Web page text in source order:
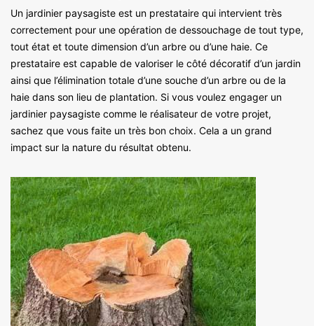
Un jardinier paysagiste est un prestataire qui intervient très
correctement pour une opération de dessouchage de tout type,
tout état et toute dimension d’un arbre ou d’une haie. Ce
prestataire est capable de valoriser le côté décoratif d’un jardin
ainsi que l’élimination totale d’une souche d’un arbre ou de la
haie dans son lieu de plantation. Si vous voulez engager un
jardinier paysagiste comme le réalisateur de votre projet,
sachez que vous faite un très bon choix. Cela a un grand
impact sur la nature du résultat obtenu.